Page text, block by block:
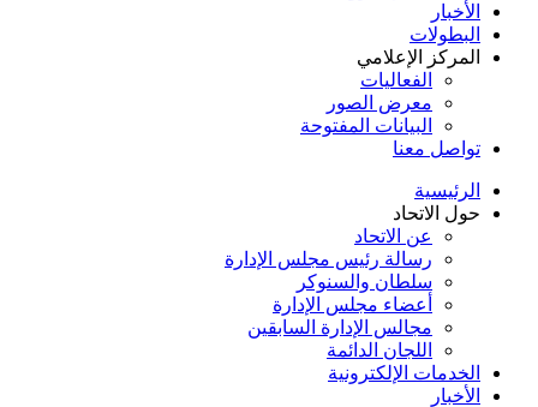
الأخبار
البطولات
المركز الإعلامي
الفعاليات
معرض الصور
البيانات المفتوحة
تواصل معنا
الرئيسية
حول الاتحاد
عن الاتحاد
رسالة رئيس مجلس الإدارة
سلطان والسنوكر
أعضاء مجلس الإدارة
مجالس الإدارة السابقين
اللجان الدائمة
الخدمات الإلكترونية
الأخبار